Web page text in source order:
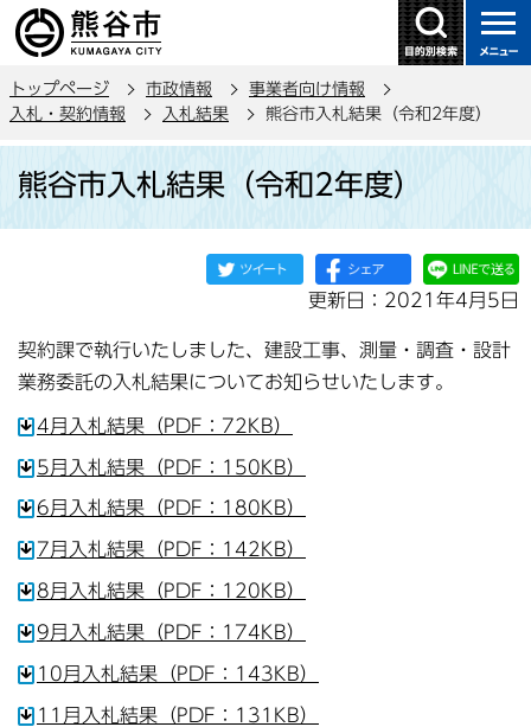
の
ー
トップページ 市政情報
事業者向け情報
入札・契約情報
入札結果 熊谷市入札結果（令和2年度）
熊谷市入札結果（令和2年度）
更新日：2021年4月5日
契約課で執行いたしました、建設工事、測量・調査・設計
業務委託の入札結果についてお知らせいたします。
4月入札結果（PDF：72KB）
5月入札結果（PDF：150KB）
6月入札結果（PDF：180KB）
7月入札結果（PDF：142KB）
8月入札結果（PDF：120KB）
9月入札結果（PDF：174KB）
10月入札結果（PDF：143KB）
11月入札結果（PDF：131KB）